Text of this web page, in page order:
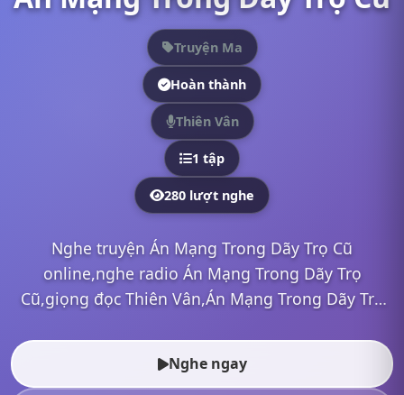
Truyện Ma
Hoàn thành
Thiên Vân
1 tập
280 lượt nghe
Nghe truyện Án Mạng Trong Dãy Trọ Cũ
online,nghe radio Án Mạng Trong Dãy Trọ
Cũ,giọng đọc Thiên Vân,Án Mạng Trong Dãy Trọ
Nghe ngay